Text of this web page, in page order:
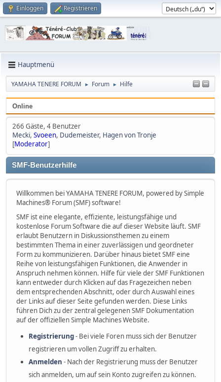
Einloggen Registrieren
Hauptmenü
YAMAHA TENERE FORUM ► Forum ► Hilfe
Online
266 Gäste, 4 Benutzer
Mecki, Svoeen, Dudemeister, Hagen von Tronje
[Moderator]
SMF-Benutzerhilfe
Willkommen bei YAMAHA TENERE FORUM, powered by Simple
Machines® Forum (SMF) software!
SMF ist eine elegante, effiziente, leistungsfähige und
kostenlose Forum Software die auf dieser Website läuft. SMF
erlaubt Benutzern in Diskussionsthemen zu einem
bestimmten Thema in einer zuverlässigen und geordneter
Form zu kommunizieren. Darüber hinaus bietet SMF eine
Reihe von leistungsfähigen Funktionen, die Anwender in
Anspruch nehmen können. Hilfe für viele der SMF Funktionen
kann entweder durch Klicken auf das Fragezeichen neben
dem entsprechenden Abschnitt, oder durch Auswahl eines
der Links auf dieser Seite gefunden werden. Diese Links
führen Dich zu der zentral gelegenen SMF Dokumentation
auf der offiziellen Simple Machines Website.
Registrierung- Bei viele Foren muss sich der Benutzer
registrieren um vollen Zugriff zu erhalten.
Anmelden - Nach der Registrierung muss der Benutzer
sich anmelden, um auf sein Konto zugreifen zu können.